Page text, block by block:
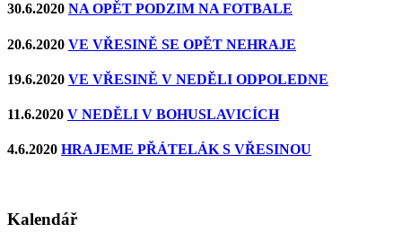
30.6.2020 NA OPĚT PODZIM NA FOTBALE
20.6.2020 VE VŘESINĚ SE OPĚT NEHRAJE
19.6.2020 VE VŘESINĚ V NEDĚLI ODPOLEDNE
11.6.2020 V NEDĚLI V BOHUSLAVICÍCH
4.6.2020 HRAJEME PŘÁTELÁK S VŘESINOU
Kalendář